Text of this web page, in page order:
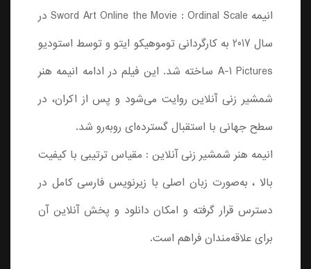
انیمه Sword Art Online the Movie : Ordinal Scale در
سال 2017 به کارگردانی توموهیکو ایتو و توسط استودیو
A-1 Pictures ساخته شد. این فیلم در ادامه انیمه هنر
شمشیر زنی آنلاین روایت می‌شود و پس از اکران، در
سطح جهانی با استقبال گسترده‌ای روبه‌رو شد.
انیمه هنر شمشیر زنی آنلاین : مقیاس ترتیبی با کیفیت
بالا ، به‌صورت زبان اصلی با زیرنویس فارسی کامل در
دسترس قرار گرفته و امکان دانلود و پخش آنلاین آن
برای علاقه‌مندان فراهم است.